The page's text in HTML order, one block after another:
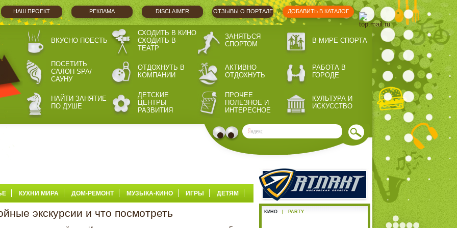
НАШ ПРОЕКТ РЕКЛАМА DISCLAIMER ОТЗЫВЫ О ПОРТАЛЕ ДОБАВИТЬ В КАТАЛОГ
ВКУСНО ПОЕСТЬ
СХОДИТЬ В КИНО
СХОДИТЬ В
ТЕАТР
ЗАНЯТЬСЯ
СПОРТОМ
В МИРЕ СПОРТА
ПОСЕТИТЬ
САЛОН SPA/
САУНУ
ОТДОХНУТЬ В
КОМПАНИИ
АКТИВНО
ОТДОХНУТЬ
РАБОТА В
ГОРОДЕ
НАЙТИ ЗАНЯТИЕ
ПО ДУШЕ
ДЕТСКИЕ
ЦЕНТРЫ
РАЗВИТИЯ
ПРОЧЕЕ
ПОЛЕЗНОЕ И
ИНТЕРЕСНОЕ
КУЛЬТУРА И
ИСКУССТВО
КУХНИ МИРА ДОМ-РЕМОНТ МУЗЫКА-КИНО ИГРЫ ДЕТЯМ
экскурсии и что посмотреть КИНО PARTY